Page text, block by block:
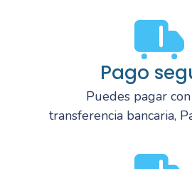
Pago
Puedes pagar
transferencia bancaria,